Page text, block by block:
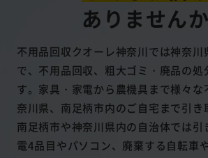
ありません
不用品回収クオーレ神奈川では神奈川
で、不用品回収、粗大ゴミ・廃品の処
す。家具・家電から農機具まで様々な
奈川県、南足柄市内のご自宅まで引き
南足柄市や神奈川県内の自治体では引
電4品目やパソコン、廃棄する自転車